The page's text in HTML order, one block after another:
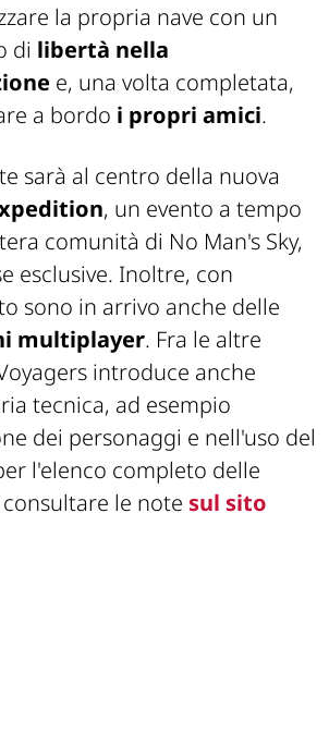
la propria nave con un
di libertà nella
e, una volta completata,
a bordo i propri amici.
sarà al centro della nuova
, un evento a tempo
comunità di No Man's Sky,
esclusive. Inoltre, con
sono in arrivo anche delle
multiplayer. Fra le altre
introduce anche
tecnica, ad esempio
dei personaggi e nell'uso del
l'elenco completo delle
le note sul sito